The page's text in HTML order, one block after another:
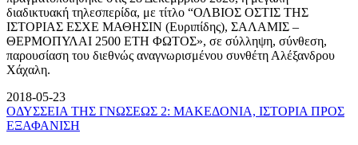
διαδικτυακή τηλεσπερίδα, με τίτλο “ΟΛΒΙΟΣ ΟΣΤΙΣ ΤΗΣ
ΙΣΤΟΡΙΑΣ ΕΣΧΕ ΜΑΘΗΣΙΝ (Ευριπίδης), ΣΑΛΑΜΙΣ –
ΘΕΡΜΟΠΥΛΑΙ 2500 ΕΤΗ ΦΩΤΟΣ», σε σύλληψη, σύνθεση,
παρουσίαση του διεθνώς αναγνωρισμένου συνθέτη Αλέξανδρου
Χάχαλη.
2018-05-23
ΟΔΥΣΣΕΙΑ ΤΗΣ ΓΝΩΣΕΩΣ 2: ΜΑΚΕΔΟΝΙΑ, ΙΣΤΟΡΙΑ ΠΡΟΣ
ΕΞΑΦΑΝΙΣΗ